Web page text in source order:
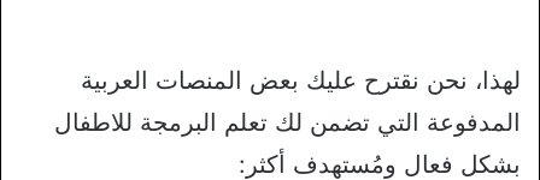
لهذا، نحن نقترح عليك بعض المنصات العربية
المدفوعة التي تضمن لك تعلم البرمجة للاطفال
بشكل فعال ومُستهدف أكثر: